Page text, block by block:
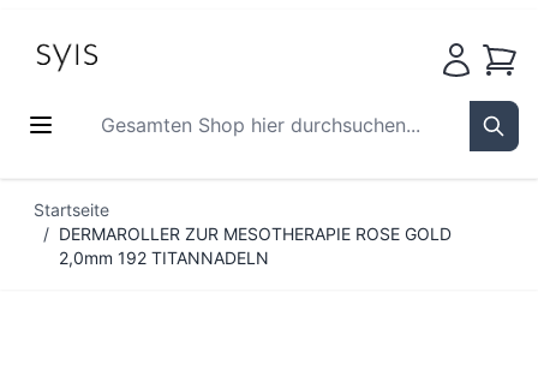
Gesamten Shop hier durchsuchen...
Startseite
/ DERMAROLLER ZUR MESOTHERAPIE ROSE GOLD
2,0mm 192 TITANNADELN